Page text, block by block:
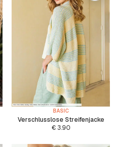
BASIC
Verschlusslose Streifenjacke
€3.90